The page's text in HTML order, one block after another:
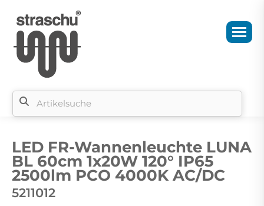
LED FR-Wannenleuchte LUNA
BL 60cm 1x20W 120° IP65
2500lm PCO 4000K AC/DC
5211012